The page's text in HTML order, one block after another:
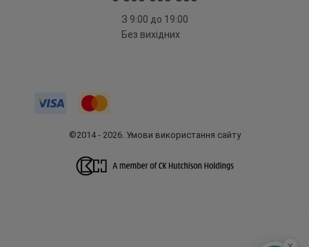
З 9:00 до 19:00
Без вихідних
©2014 - 2026. Умови використання сайту